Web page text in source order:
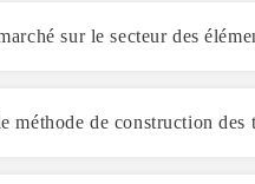
sur le secteur des
méthode de construction des